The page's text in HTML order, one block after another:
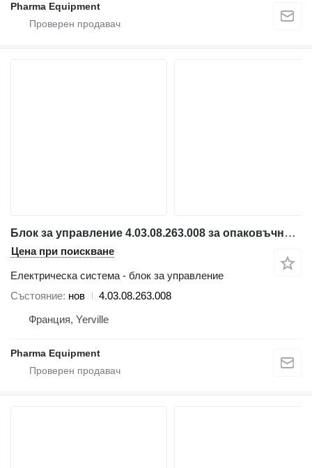
Pharma Equipment
Блок за управление 4.03.08.263.008 за опаковъчно оборудване Volpak S240 D
Цена при поискване
Електрическа система - блок за управление
Състояние нов
4.03.08.263.008
Франция, Yerville
Pharma Equipment